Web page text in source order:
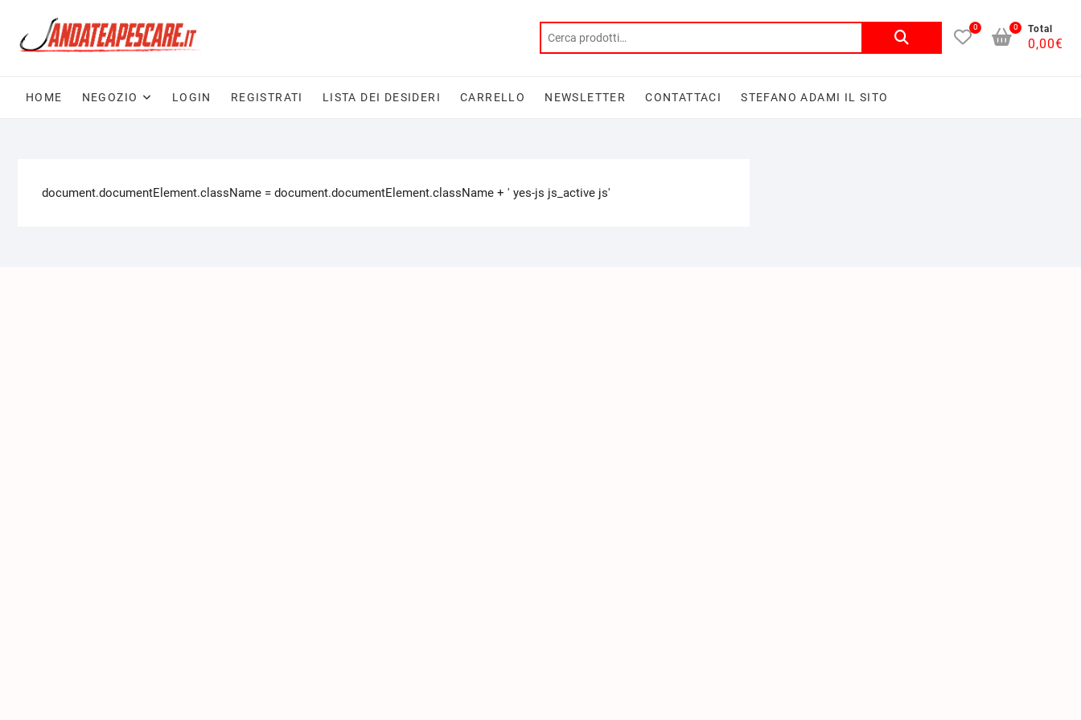
0 Total
0,00€
0
HOME NEGOZIO LOGIN REGISTRATI LISTA DEI DESIDERI CARRELLO NEWSLETTER CONTATTACI STEFANO ADAMI IL SITO
document.documentElement.className = document.documentElement.className + ' yes-js js_active js'